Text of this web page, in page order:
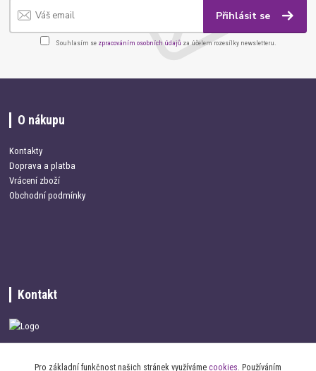
Přihlásit se
Souhlasím se zpracováním osobních údajů za účelem rozesílky newsletteru.
O nákupu
Kontakty
Doprava a platba
Vrácení zboží
Obchodní podmínky
Kontakt
Pro základní funkčnost našich stránek využíváme cookies. Používáním